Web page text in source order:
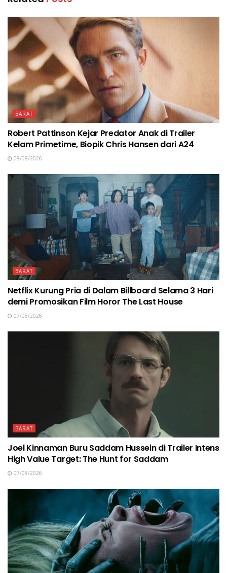
BARAT
Robert Pattinson Kejar Predator Anak di Trailer
Kelam Primetime, Biopik Chris Hansen dari A24
08/08/2026
BARAT
Netflix Kurung Pria di Dalam Billboard Selama 3 Hari
demi Promosikan Film Horor The Last House
07/08/2026
BARAT
Joel Kinnaman Buru Saddam Hussein di Trailer Intens
High Value Target: The Hunt for Saddam
07/08/2026